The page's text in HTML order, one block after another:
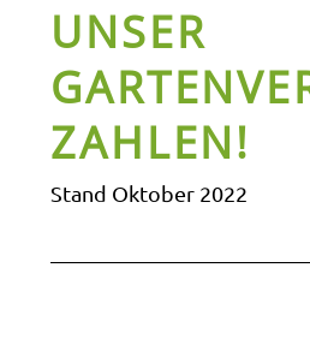
UNSER
ZAHLEN!
Stand Oktober 2022